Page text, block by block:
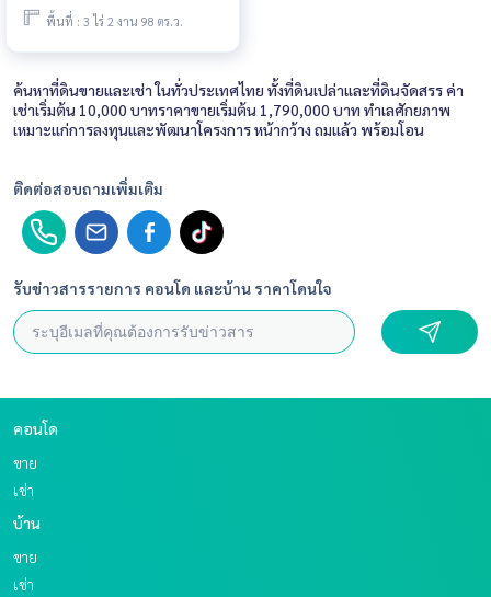
พื้นที่ : 3 ไร่ 2 งาน 98 ตร.ว.
ค้นหาที่ดินขายและเช่า ในทั่วประเทศไทย ทั้งที่ดินเปล่าและที่ดินจัดสรร ค่า
เช่าเริ่มต้น 10,000 บาทราคาขายเริ่มต้น 1,790,000 บาท ทำเลศักยภาพ
เหมาะแก่การลงทุนและพัฒนาโครงการ หน้ากว้าง ถมแล้ว พร้อมโอน
ติดต่อสอบถามเพิ่มเติม
รับข่าวสารรายการ คอนโด และบ้าน ราคาโดนใจ
คอนโด
ขาย
เช่า
บ้าน
ขาย
เช่า